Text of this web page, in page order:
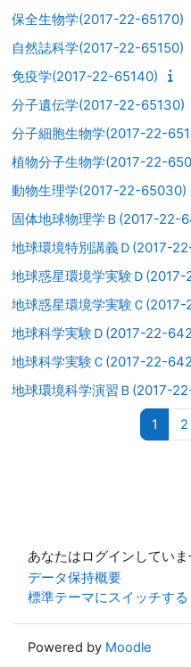
保全生物学(2017-22-65170)
自然誌科学(2017-22-65150)
免疫学(2017-22-65140)
分子遺伝学(2017-22-65130)
分子細胞生物学(2017-22-
植物分子生物学(2017-22-
動物生理学(2017-22-65030)
固体地球物理学Ｂ(2017-22-
地球環境特別講義Ｄ(2017-
地球惑星環境学実験Ｄ
地球惑星環境学実験Ｃ
地球科学実験Ｄ(2017-22-
地球科学実験Ｃ(2017-22-
地球環境科学演習Ｂ(2017-
1 ペー2
あなたはログインしてい
データ保持概要
標準テーマにスイッチする
Powered by Moodle